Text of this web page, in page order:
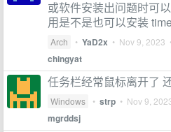
或软件安装出问题时可
用是不是也可以安装
Arch • YaD2x • Nov 9, 2023
chingyat
任务栏经常鼠标离开了
Windows • strp • Nov 9,
mgrddsj